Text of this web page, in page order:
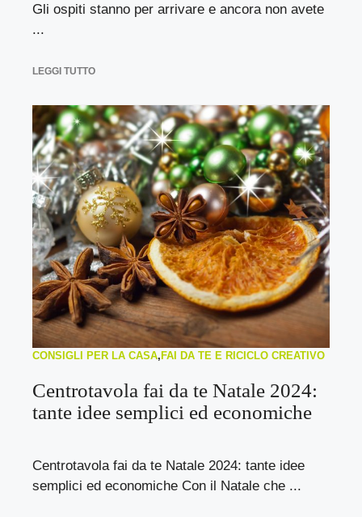
Gli ospiti stanno per arrivare e ancora non avete
...
LEGGI TUTTO
CONSIGLI PER LA CASA, FAI DA TE E RICICLO CREATIVO
Centrotavola fai da te Natale 2024:
tante idee semplici ed economiche
Centrotavola fai da te Natale 2024: tante idee
semplici ed economiche Con il Natale che ...